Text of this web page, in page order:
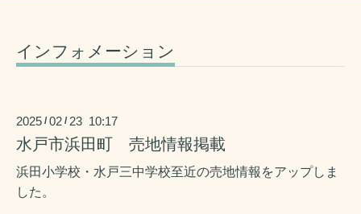
インフォメーション
2025 /02 / 23 10:17
水戸市浜田町 売地情報掲載
浜田小学校・水戸三中学校至近の売地情報をアップしま
した 。